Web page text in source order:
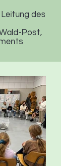
des
Post,